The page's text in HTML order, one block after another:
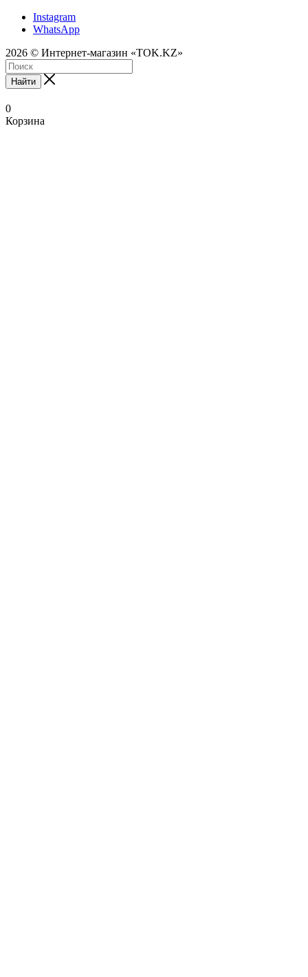
Instagram
WhatsApp
2026 © Интернет-магазин «TOK.KZ»
Найти
0
Корзина